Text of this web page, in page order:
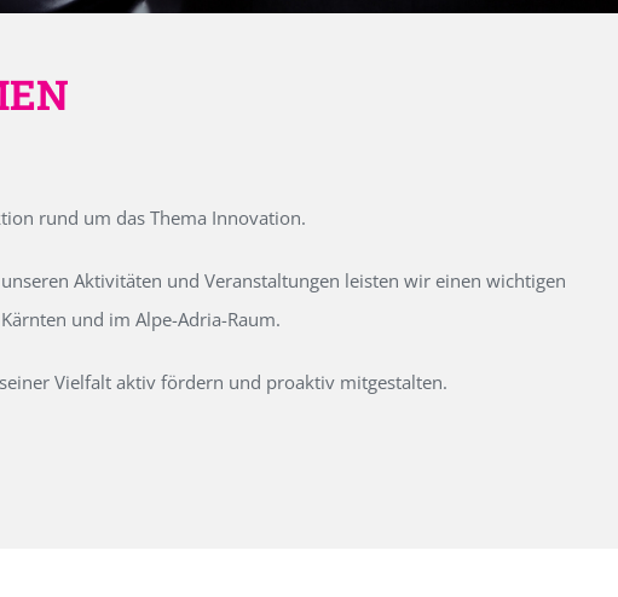
rund um das Thema Innovation.
Aktivitäten und Veranstaltungen leisten wir einen wichtigen
und im Alpe-Adria-Raum.
Vielfalt aktiv fördern und proaktiv mitgestalten.